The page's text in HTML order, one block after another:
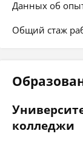
Данных об
Общий стаж
колледжи